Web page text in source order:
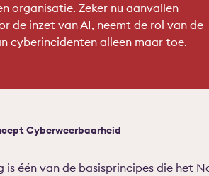
organisatie. Zeker nu aanvallen
de inzet van AI, neemt de rol van de
cyberincidenten alleen maar toe.
Cyberweerbaarheid
één van de basisprincipes die het